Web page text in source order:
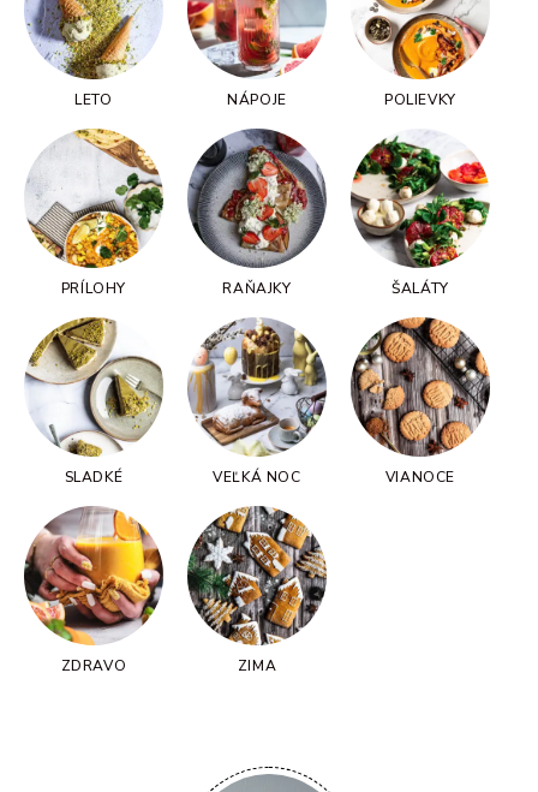
LETO NÁPOJE POLIEVKY
PRÍLOHY RAŇAJKY ŠALÁTY
SLADKÉ VEĽKÁ NOC VIANOCE
ZDRAVO ZIMA